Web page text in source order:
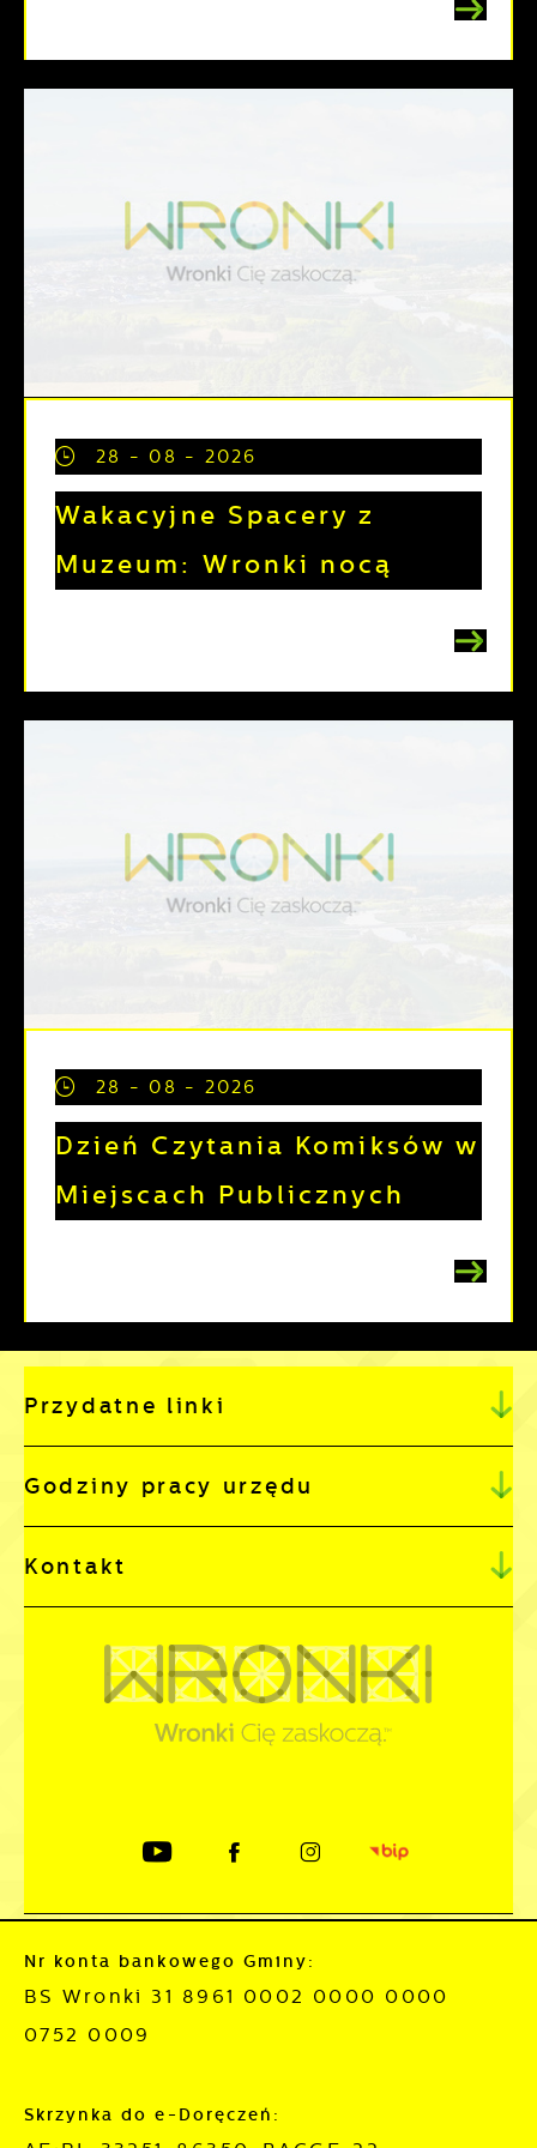
28 - 08 - 2026
Wakacyjne Spacery z
Muzeum: Wronki nocą
28 - 08 - 2026
Dzień Czytania Komiksów w
Miejscach Publicznych
Przydatne linki
Godziny pracy urzędu
Kontakt
Nr konta bankowego Gminy:
BS Wronki 31 8961 0002 0000 0000
0752 0009
Skrzynka do e-Doręczeń: